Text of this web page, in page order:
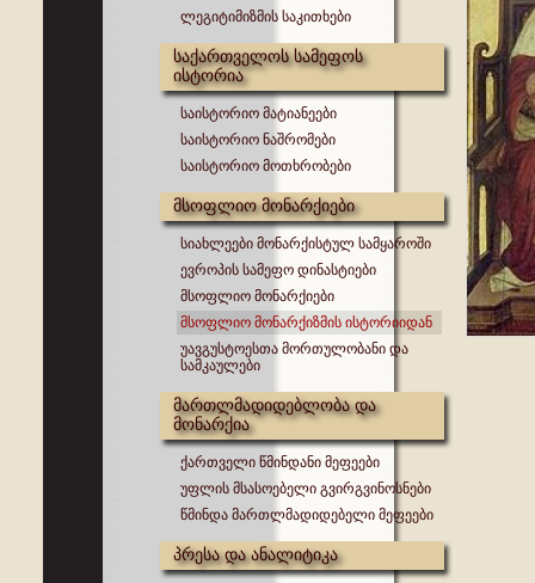
ლეგიტიმიზმის საკითხები
საქართველოს სამეფოს
ისტორია
საისტორიო მატიანეები
საისტორიო ნაშრომები
საისტორიო მოთხრობები
მსოფლიო მონარქიები
სიახლეები მონარქისტულ სამყაროში
ევროპის სამეფო დინასტიები
მსოფლიო მონარქიები
მსოფლიო მონარქიზმის ისტორიიდან
უავგუსტოესთა მორთულობანი და
სამკაულები
მართლმადიდებლობა და
მონარქია
ქართველი წმინდანი მეფეები
უფლის მსასოებელი გვირგვინოსნები
წმინდა მართლმადიდებელი მეფეები
პრესა და ანალიტიკა